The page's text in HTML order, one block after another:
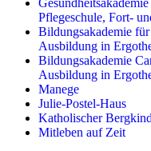
Pflegeschule, Fort-
Bildungsakademie
Ausbildung in
Bildungsakademie
Ausbildung in
Manege
Julie-Postel-Haus
Katholischer
Mitleben auf Zeit